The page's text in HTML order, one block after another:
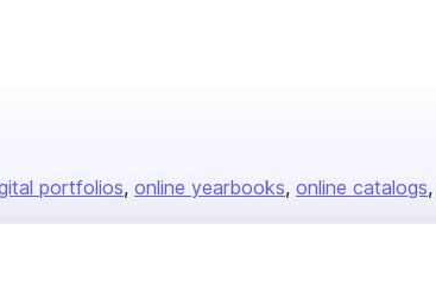
portfolios online yearbooks online catalogs